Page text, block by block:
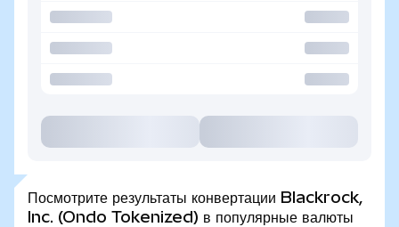
Посмотрите результаты конвертации Blackrock,
Inc. (Ondo Tokenized) в популярные валюты